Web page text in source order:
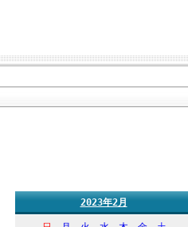
2023年2月